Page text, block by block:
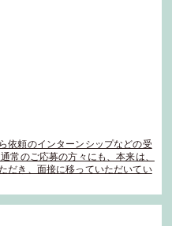
依頼のインターンシップなどの受
常のご応募の方々にも、本来は、
だき、面接に移っていただいてい